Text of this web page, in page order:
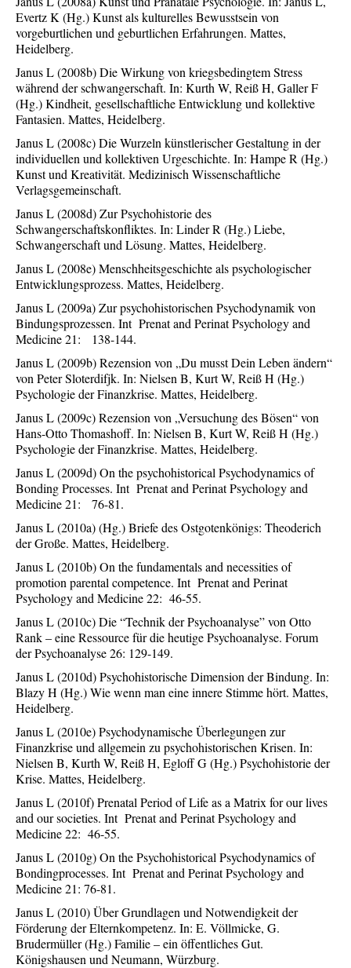
Evertz K (Hg.) Kunst als kulturelles Bewusstsein von
vorgeburtlichen und geburtlichen Erfahrungen. Mattes,
Heidelberg.
Janus L (2008b) Die Wirkung von kriegsbedingtem Stress
während der schwangerschaft. In: Kurth W, Reiß H, Galler F
(Hg.) Kindheit, gesellschaftliche Entwicklung und kollektive
Fantasien. Mattes, Heidelberg.
Janus L (2008c) Die Wurzeln künstlerischer Gestaltung in der
individuellen und kollektiven Urgeschichte. In: Hampe R (Hg.)
Kunst und Kreativität. Medizinisch Wissenschaftliche
Verlagsgemeinschaft.
Janus L (2008d) Zur Psychohistorie des
Schwangerschaftskonfliktes. In: Linder R (Hg.) Liebe,
Schwangerschaft und Lösung. Mattes, Heidelberg.
Janus L (2008e) Menschheitsgeschichte als psychologischer
Entwicklungsprozess. Mattes, Heidelberg.
Janus L (2009a) Zur psychohistorischen Psychodynamik von
Bindungsprozessen. Int Prenat and Perinat Psychology and
Medicine 21: 138-144.
Janus L (2009b) Rezension von „Du musst Dein Leben ändern“
von Peter Sloterdifjk. In: Nielsen B, Kurt W, Reiß H (Hg.)
Psychologie der Finanzkrise. Mattes, Heidelberg.
Janus L (2009c) Rezension von „Versuchung des Bösen“ von
Hans-Otto Thomashoff. In: Nielsen B, Kurt W, Reiß H (Hg.)
Psychologie der Finanzkrise. Mattes, Heidelberg.
Janus L (2009d) On the psychohistorical Psychodynamics of
Bonding Processes. Int Prenat and Perinat Psychology and
Medicine 21: 76-81.
Janus L (2010a) (Hg.) Briefe des Ostgotenkönigs: Theoderich
der Große. Mattes, Heidelberg.
Janus L (2010b) On the fundamentals and necessities of
promotion parental competence. Int Prenat and Perinat
Psychology and Medicine 22: 46-55.
Janus L (2010c) Die “Technik der Psychoanalyse” von Otto
Rank – eine Ressource für die heutige Psychoanalyse. Forum
der Psychoanalyse 26: 129-149.
Janus L (2010d) Psychohistorische Dimension der Bindung. In:
Blazy H (Hg.) Wie wenn man eine innere Stimme hört. Mattes,
Heidelberg.
Janus L (2010e) Psychodynamische Überlegungen zur
Finanzkrise und allgemein zu psychohistorischen Krisen. In:
Nielsen B, Kurth W, Reiß H, Egloff G (Hg.) Psychohistorie der
Krise. Mattes, Heidelberg.
Janus L (2010f) Prenatal Period of Life as a Matrix for our lives
and our societies. Int Prenat and Perinat Psychology and
Medicine 22: 46-55.
Janus L (2010g) On the Psychohistorical Psychodynamics of
Bondingprocesses. Int Prenat and Perinat Psychology and
Medicine 21: 76-81.
Janus L (2010) Über Grundlagen und Notwendigkeit der
Förderung der Elternkompetenz. In: E. Völlmicke, G.
Brudermüller (Hg.) Familie – ein öffentliches Gut.
Königshausen und Neumann, Würzburg.